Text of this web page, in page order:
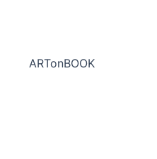
ARTonBOOK